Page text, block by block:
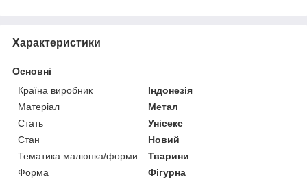
Характеристики
Основні
Країна виробник
Індонезія
Матеріал
Метал
Стать
Унісекс
Стан
Новий
Тематика малюнка/форми
Тварини
Форма
Фігурна